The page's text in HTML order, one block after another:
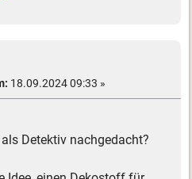
18.09.2024 09:33 »
Detektiv nachgedacht?